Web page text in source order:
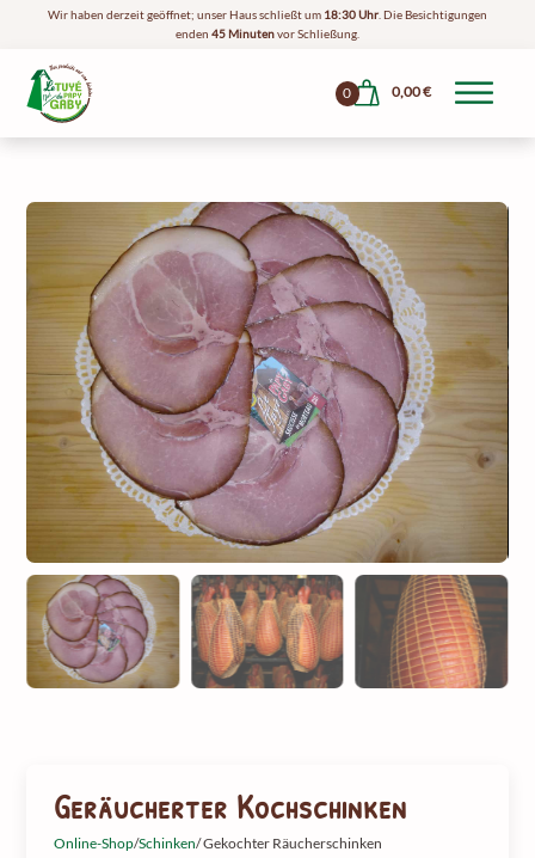
Wir haben derzeit geöffnet; unser Haus schließt um 18:30 Uhr. Die Besichtigungen
enden 45 Minutenvor Schließung.
0,00€
0
Geräucherter Kochschinken
Online-Shop/Schinken/ Gekochter Räucherschinken